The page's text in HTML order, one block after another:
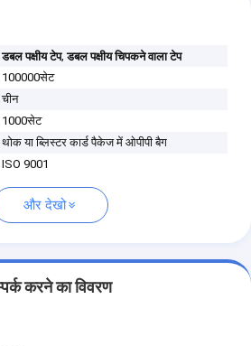
डबल पक्षीय टेप,डबल पक्षीय चिपकने वाला टेप
100000सेट
चीन
1000सेट
थोक या ब्लिस्टर कार्ड पैकेज में ओपीपी बैग
ISO 9001
और देखो
करने का विवरण